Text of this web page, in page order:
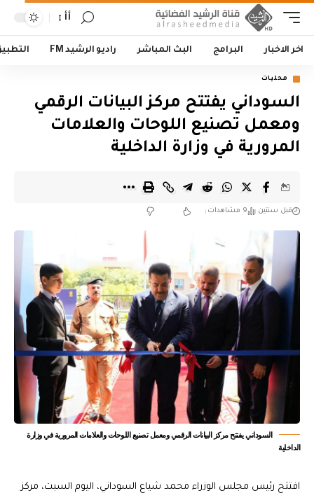
أأ
اخر الاخبار البرامج البث المباشر راديو الرشيد FM
محليات
السوداني يفتتح مركز البيانات الرقمي
ومعمل تصنيع اللوحات والعلامات
المرورية في وزارة الداخلية
قبل سنتين 9 مشاهدات
السوداني يفتتح مركز البيانات الرقمي ومعمل تصنيع اللوحات والعلامات المرورية في وزارة
الداخلية
افتتح رئيس مجلس الوزراء محمد شياع السوداني، اليوم السبت، مركز